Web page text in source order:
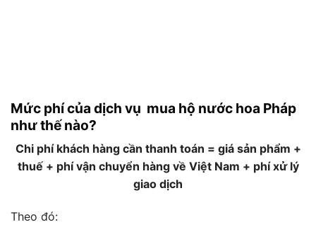
Mức phí của dịch vụ mua hộ nước hoa Pháp
như thế nào?
Chi phí khách hàng cần thanh toán = giá sản phẩm +
thuế + phí vận chuyển hàng về Việt Nam + phí xử lý
giao dịch
Theo đó: